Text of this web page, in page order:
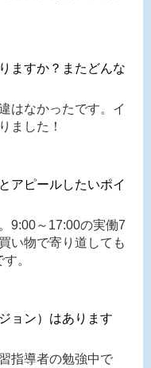
ますか？またどんな
はなかったです。イ
ました！
アピールしたいポイ
9:00～17:00の実働7
い物で寄り道しても
。
ョン）はあります
指導者の勉強中で